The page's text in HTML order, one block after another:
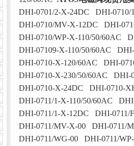
DHI-0701/2-X-24DC DHI-
DHI-0710/MV-X-12DC DHI-
DHI-0710/WP-X-110/50/60AC
DHI-07109-X-110/50/60AC
DHI-0710-X-120/60AC DHI-
DHI-0710-X-230/50/60AC DHI-
DHI-0710-X-24DC DHI-0710-
DHI-0711/1-X-110/50/60AC
DHI-0711/1-X-12DC DHI-0711/
DHI-0711/MV-X-00 DHI-0711/
DHI-0711/WG-00 DHI-0711/